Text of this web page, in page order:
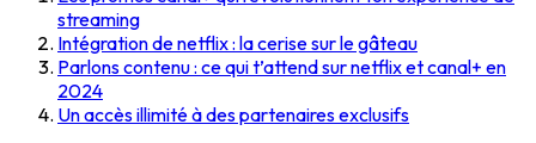
streaming
Intégration de netflix : la cerise sur le gâteau
Parlons contenu : ce qui t’attend sur netflix et canal+ en
2024
Un accès illimité à des partenaires exclusifs